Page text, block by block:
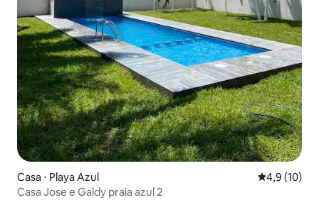
Casa ⋅ Playa Azul 4,9 de uma
4,9 (10)
Casa Jose e Galdy praia azul 2